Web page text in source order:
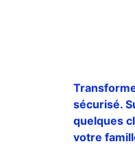
sécurisé.
quelques
votre